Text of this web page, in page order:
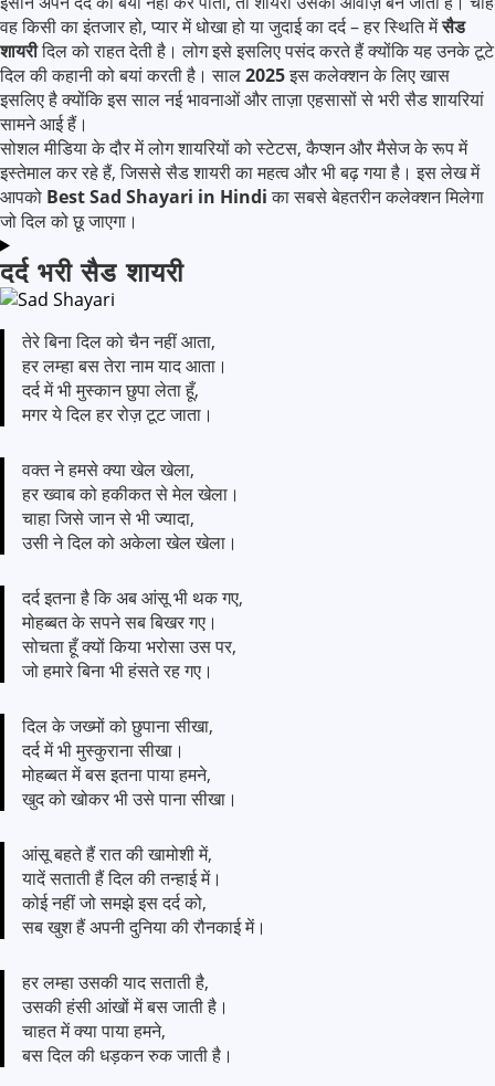
वह किसी का इंतजार हो, प्यार में धोखा हो या जुदाई का दर्द – हर स्थिति मेंसैड
शायरीदिल को राहत देती है। लोग इसे इसलिए पसंद करते हैं क्योंकि यह उनके टूटे
दिल की कहानी को बयां करती है। साल2025इस कलेक्शन के लिए खास
इसलिए है क्योंकि इस साल नई भावनाओं और ताज़ा एहसासों से भरी सैड शायरियां
सामने आई हैं।
सोशल मीडिया के दौर में लोग शायरियों को स्टेटस, कैप्शन और मैसेज के रूप में
इस्तेमाल कर रहे हैं, जिससे सैड शायरी का महत्व और भी बढ़ गया है। इस लेख में
आपको Best Sad Shayari in Hindiका सबसे बेहतरीन कलेक्शन मिलेगा
जो दिल को छू जाएगा।
दर्द भरी सैड शायरी
तेरे बिना दिल को चैन नहीं आता,
हर लम्हा बस तेरा नाम याद आता।
दर्द में भी मुस्कान छुपा लेता हूँ,
मगर ये दिल हर रोज़ टूट जाता।
वक्त ने हमसे क्या खेल खेला,
हर ख्वाब को हकीकत से मेल खेला।
चाहा जिसे जान से भी ज्यादा,
उसी ने दिल को अकेला खेल खेला।
दर्द इतना है कि अब आंसू भी थक गए,
मोहब्बत के सपने सब बिखर गए।
सोचता हूँ क्यों किया भरोसा उस पर,
जो हमारे बिना भी हंसते रह गए।
दिल के जख्मों को छुपाना सीखा,
दर्द में भी मुस्कुराना सीखा।
मोहब्बत में बस इतना पाया हमने,
खुद को खोकर भी उसे पाना सीखा।
आंसू बहते हैं रात की खामोशी में,
यादें सताती हैं दिल की तन्हाई में।
कोई नहीं जो समझे इस दर्द को,
सब खुश हैं अपनी दुनिया की रौनकाई में।
हर लम्हा उसकी याद सताती है,
उसकी हंसी आंखों में बस जाती है।
चाहत में क्या पाया हमने,
बस दिल की धड़कन रुक जाती है।